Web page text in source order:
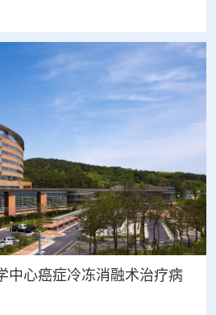
中心癌症冷冻消融术治疗病